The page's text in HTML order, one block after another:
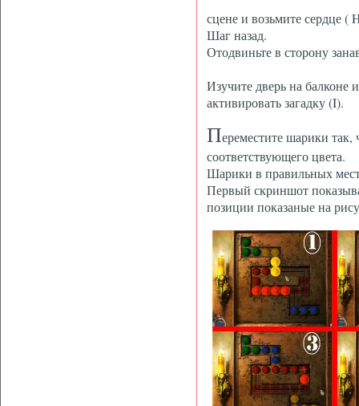
сцене и возьмите сердце (
Шаг назад.
Отодвиньте в сторону
Изучите дверь на балконе
активировать загадку (I).
Переместите шарики так,
соответствующего цвета.
Шарики в правильных
Первый скриншот
позиции показаные на